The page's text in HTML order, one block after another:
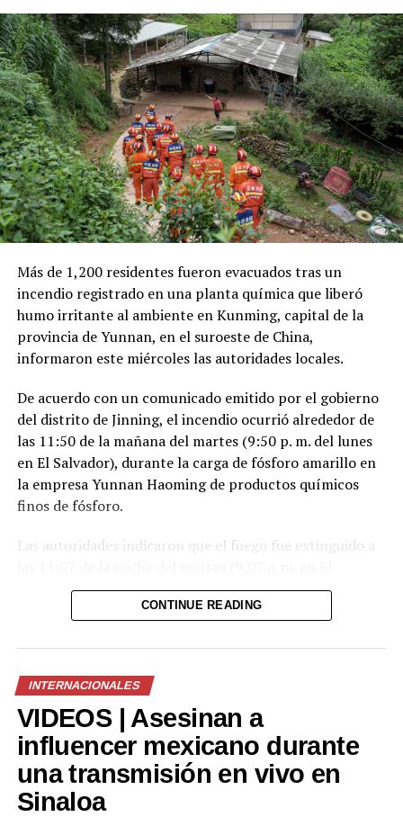
Las autoridades también señalaron que el robo de
combustible provocó pérdidas cercanas a los 530
millones de dólares para Pemex al cierre del segundo
trimestre, cifra que representa un incremento del 20 %
en comparación con el mismo período de 2025.
Como antecedente, recordaron que una toma
clandestina en un ducto de Pemex provocó una
explosión en 2019, en el estado de Hidalgo, dejando un
saldo de 137 personas fallecidas.
Comparte esto:
Facebook X
Más de 1,200 residentes fueron evacuados tras un
incendio registrado en una planta química que liberó
humo irritante al ambiente en Kunming, capital de la
provincia de Yunnan, en el suroeste de China,
informaron este miércoles las autoridades locales.
De acuerdo con un comunicado emitido por el gobierno
del distrito de Jinning, el incendio ocurrió alrededor de
las 11:50 de la mañana del martes (9:50 p. m. del lunes
en El Salvador), durante la carga de fósforo amarillo en
la empresa Yunnan Haoming de productos químicos
finos de fósforo.
Las autoridades indicaron que el fuego fue extinguido a
Salvador) y que el incidente no dejó víctimas.
El fósforo amarillo en combustión generó una nube de
humo que degradó temporalmente la calidad del aire en
la zona. Según las autoridades, la exposición a este tipo
de humo puede provocar irritación en los ojos, la nariz y
las vías respiratorias.
Tras el incendio, la empresa suspendió sus operaciones
y su producción. Asimismo, las autoridades informaron
que continuarán con las labores de supervisión y
CONTINUE READING
INTERNACIONALES
VIDEOS | Asesinan a
influencer mexicano durante
una transmisión en vivo en
Sinaloa